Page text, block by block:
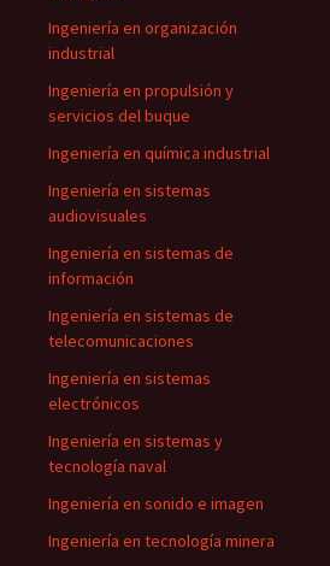
Ingeniería en organización
industrial
Ingeniería en propulsión y
servicios del buque
Ingeniería en química industrial
Ingeniería en sistemas
audiovisuales
Ingeniería en sistemas de
información
Ingeniería en sistemas de
telecomunicaciones
Ingeniería en sistemas
electrónicos
Ingeniería en sistemas y
tecnología naval
Ingeniería en sonido e imagen
Ingeniería en tecnología minera